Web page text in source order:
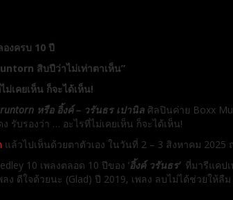
องครบ 10 ปี
สิบปีว่าไม่เท่าตาเห็น”
ม่เคยเห็น ก็จะได้เห็น!
หรือ อิ้งค์ – วรันธร เปานิล ศิลปินค่าย Boxx
รับรองว่า … อะไรที่ไม่เคยเห็น ก็จะได้เห็น!
แล้วไปเห็นด้วยตาตัวเอง ในวันที่ 2 – 3 สิงหาคม
10 เพลงตลอด 10 ปีของ ‘อิ้งค์ วรันธร’ ที่มารีแคป
ง ดีใจด้วยนะ (Glad) ปี 2019, เพลง ลบไม่ได้ช่วยให้